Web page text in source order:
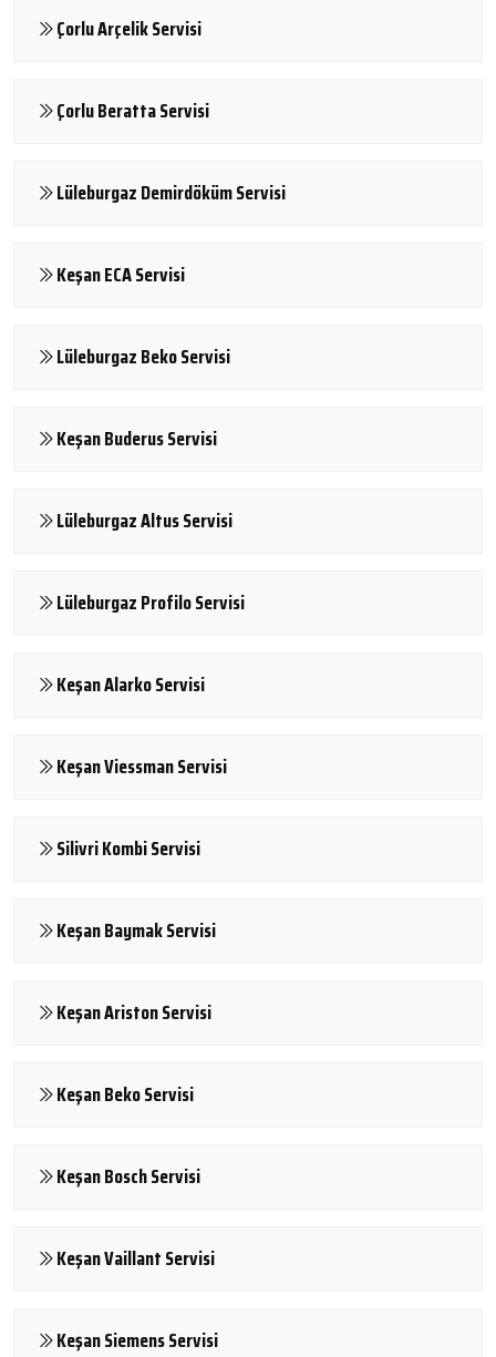
Çorlu Arçelik Servisi
Çorlu Beratta Servisi
Lüleburgaz Demirdöküm Servisi
Keşan ECA Servisi
Lüleburgaz Beko Servisi
Keşan Buderus Servisi
Lüleburgaz Altus Servisi
Lüleburgaz Profilo Servisi
Keşan Alarko Servisi
Keşan Viessman Servisi
Silivri Kombi Servisi
Keşan Baymak Servisi
Keşan Ariston Servisi
Keşan Beko Servisi
Keşan Bosch Servisi
Keşan Vaillant Servisi
Keşan Siemens Servisi